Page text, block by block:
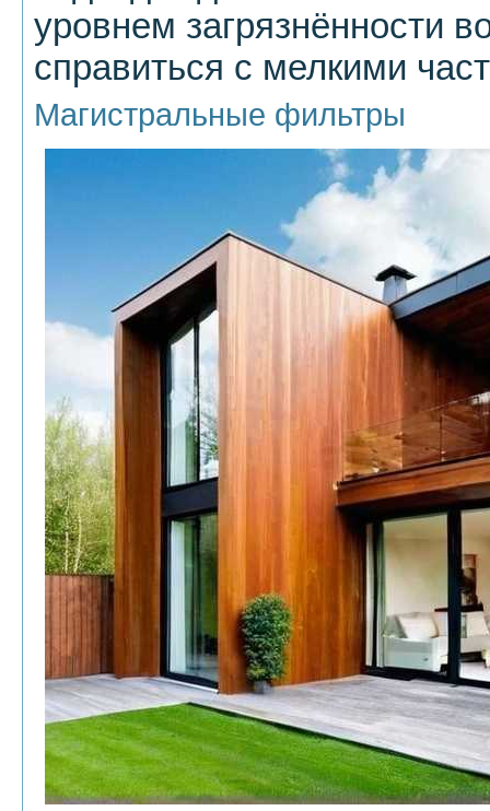
уровнем загрязнённости
справиться с мелкими
Магистральные фильтры